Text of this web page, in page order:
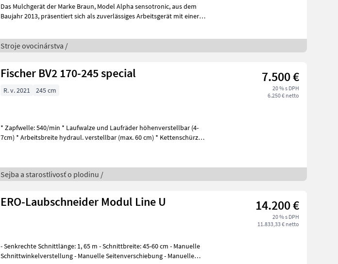
Das Mulchgerät der Marke Braun, Model Alpha sensotronic, aus dem
Baujahr 2013, präsentiert sich als zuverlässiges Arbeitsgerät mit einer
Stroje ovocinárstva /
Fischer BV2 170-245 special 7.500 €
20 % s DPH
6.250 € netto
R. v. 2021 245 cm
* Zapfwelle: 540/min * Laufwalze und Laufräder höhenverstellbar (4-
7cm) * Arbeitsbreite hydraul. verstellbar (max. 60 cm) * Kettenschürzen
Sejba a starostlivosť o plodinu /
ERO-Laubschneider Modul Line U 14.200 €
20 % s DPH
11.833,33 € netto
- Senkrechte Schnittlänge: 1, 65 m - Schnittbreite: 45-60 cm - Manuelle
Schnittwinkelverstellung - Manuelle Seitenverschiebung - Manuelle